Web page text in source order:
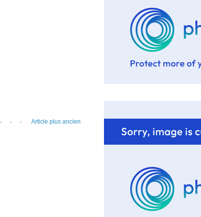
Article plus ancien